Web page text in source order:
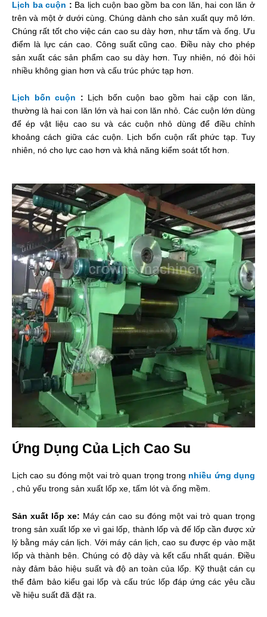
Lịch ba cuộn : Ba lịch cuộn bao gồm ba con lăn, hai con lăn ở
trên và một ở dưới cùng. Chúng dành cho sản xuất quy mô lớn.
Chúng rất tốt cho việc cán cao su dày hơn, như tấm và ống. Ưu
điểm là lực cán cao. Công suất cũng cao. Điều này cho phép
sản xuất các sản phẩm cao su dày hơn. Tuy nhiên, nó đòi hỏi
nhiều không gian hơn và cấu trúc phức tạp hơn.
Lịch bốn cuộn : Lịch bốn cuộn bao gồm hai cặp con lăn,
thường là hai con lăn lớn và hai con lăn nhỏ. Các cuộn lớn dùng
để ép vật liệu cao su và các cuộn nhỏ dùng để điều chỉnh
khoảng cách giữa các cuộn. Lịch bốn cuộn rất phức tạp. Tuy
nhiên, nó cho lực cao hơn và khả năng kiểm soát tốt hơn.
Ứng Dụng Của Lịch Cao Su
Lịch cao su đóng một vai trò quan trọng trong nhiều ứng dụng
, chủ yếu trong sản xuất lốp xe, tấm lót và ống mềm.
Sản xuất lốp xe: Máy cán cao su đóng một vai trò quan trọng
trong sản xuất lốp xe vì gai lốp, thành lốp và đế lốp cần được xử
lý bằng máy cán lịch. Với máy cán lịch, cao su được ép vào mặt
lốp và thành bên. Chúng có độ dày và kết cấu nhất quán. Điều
này đảm bảo hiệu suất và độ an toàn của lốp. Kỹ thuật cán cụ
thể đảm bảo kiểu gai lốp và cấu trúc lốp đáp ứng các yêu cầu
về hiệu suất đã đặt ra.